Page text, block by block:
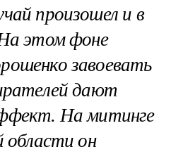
произошел и в
этом фоне
завоевать
дают
На митинге
области он